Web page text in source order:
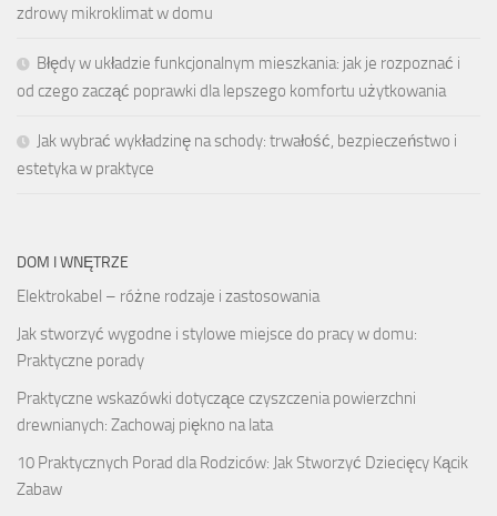
zdrowy mikroklimat w domu
Błędy w układzie funkcjonalnym mieszkania: jak je rozpoznać i
od czego zacząć poprawki dla lepszego komfortu użytkowania
Jak wybrać wykładzinę na schody: trwałość, bezpieczeństwo i
estetyka w praktyce
DOM I WNĘTRZE
Elektrokabel – różne rodzaje i zastosowania
Jak stworzyć wygodne i stylowe miejsce do pracy w domu:
Praktyczne porady
Praktyczne wskazówki dotyczące czyszczenia powierzchni
drewnianych: Zachowaj piękno na lata
10 Praktycznych Porad dla Rodziców: Jak Stworzyć Dziecięcy Kącik
Zabaw